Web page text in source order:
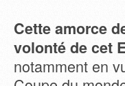
Cette amorce
volonté de cet
notamment en